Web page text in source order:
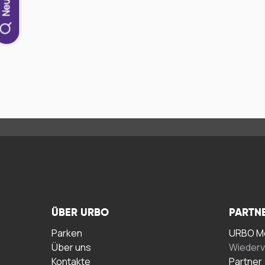
ÜBER URBO
Parken
Über uns
Kontakte
URBO
Partner